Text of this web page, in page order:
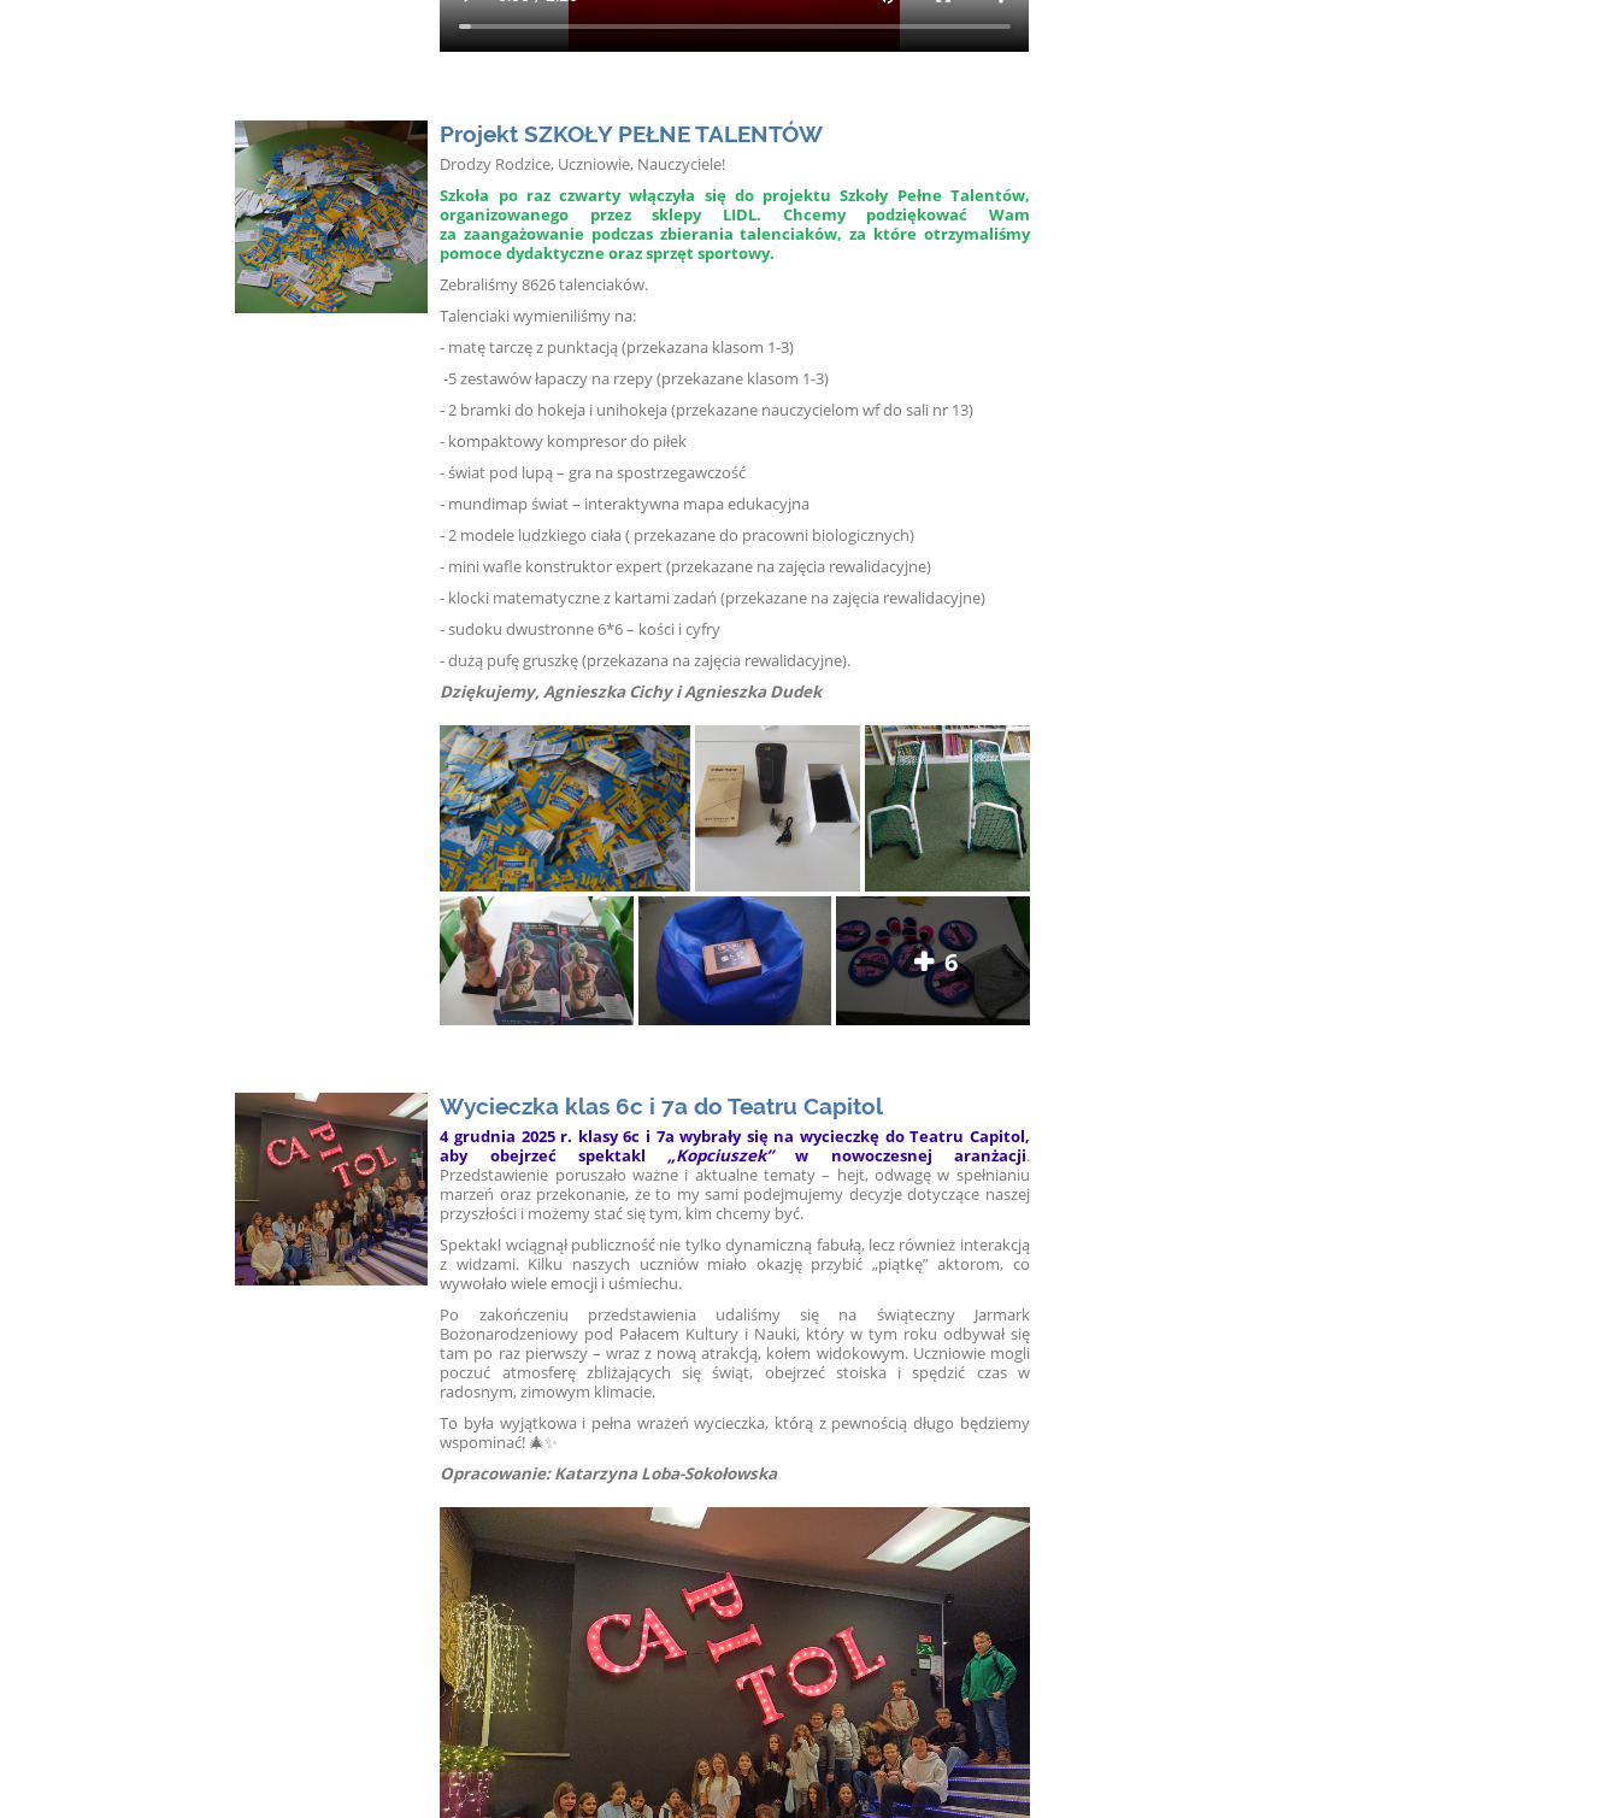
Projekt SZKOŁY PEŁNE TALENTÓW
Drodzy Rodzice, Uczniowie, Nauczyciele!
Szkoła po raz czwarty włączyła się do projektu Szkoły Pełne Talentów,
organizowanego przez sklepy LIDL. Chcemy podziękować Wam
za zaangażowanie podczas zbierania talenciaków, za które otrzymaliśmy
pomoce dydaktyczne oraz sprzęt sportowy.
Zebraliśmy 8626 talenciaków.
Talenciaki wymieniliśmy na:
- matę tarczę z punktacją (przekazana klasom 1-3)
-5 zestawów łapaczy na rzepy (przekazane klasom 1-3)
- 2 bramki do hokeja i unihokeja (przekazane nauczycielom wf do sali nr 13)
- kompaktowy kompresor do piłek
- świat pod lupą – gra na spostrzegawczość
- mundimap świat – interaktywna mapa edukacyjna
- 2 modele ludzkiego ciała ( przekazane do pracowni biologicznych)
- mini wafle konstruktor expert (przekazane na zajęcia rewalidacyjne)
- klocki matematyczne z kartami zadań (przekazane na zajęcia rewalidacyjne)
- sudoku dwustronne 6*6 – kości i cyfry
- dużą pufę gruszkę (przekazana na zajęcia rewalidacyjne).
Dziękujemy, Agnieszka Cichy i Agnieszka Dudek
6
Wycieczka klas 6c i 7a do Teatru Capitol
4 grudnia 2025 r. klasy 6c i 7a wybrały się na wycieczkę do Teatru Capitol,
aby obejrzeć spektakl „Kopciuszek”w nowoczesnej aranżacji.
Przedstawienie poruszało ważne i aktualne tematy – hejt, odwagę w spełnianiu
marzeń oraz przekonanie, że to my sami podejmujemy decyzje dotyczące naszej
przyszłości i możemy stać się tym, kim chcemy być.
Spektakl wciągnął publiczność nie tylko dynamiczną fabułą, lecz również interakcją
z widzami. Kilku naszych uczniów miało okazję przybić „piątkę” aktorom, co
wywołało wiele emocji i uśmiechu.
Po zakończeniu przedstawienia udaliśmy się na świąteczny Jarmark
Bożonarodzeniowy pod Pałacem Kultury i Nauki, który w tym roku odbywał się
tam po raz pierwszy – wraz z nową atrakcją, kołem widokowym. Uczniowie mogli
poczuć atmosferę zbliżających się świąt, obejrzeć stoiska i spędzić czas w
radosnym, zimowym klimacie.
To była wyjątkowa i pełna wrażeń wycieczka, którą z pewnością długo będziemy
wspominać! 🎄✨
Opracowanie: Katarzyna Loba-Sokołowska